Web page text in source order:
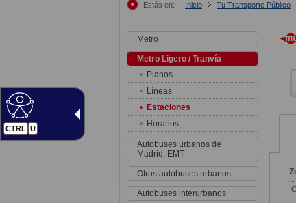
CTRL U
Estás en: Inicio Tu Transporte Público
Metro
Metro Ligero / Tranvía
Planos
Líneas
Estaciones
Horarios
Autobuses urbanos de
Madrid: EMT
Otros autobuses urbanos
Autobuses interurbanos